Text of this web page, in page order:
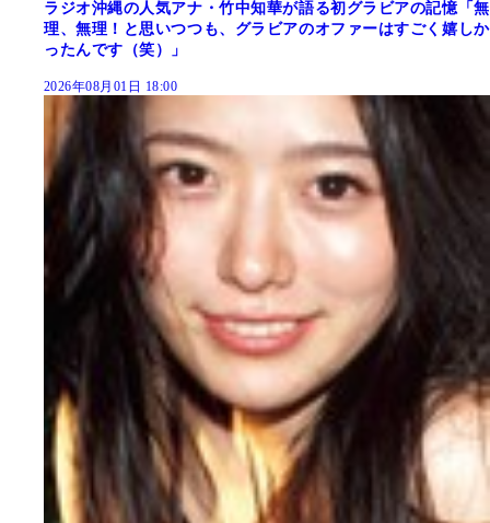
ラジオ沖縄の人気アナ・竹中知華が語る初グラビアの記憶「無
理、無理！と思いつつも、グラビアのオファーはすごく嬉しか
ったんです（笑）」
2026年08月01日 18:00